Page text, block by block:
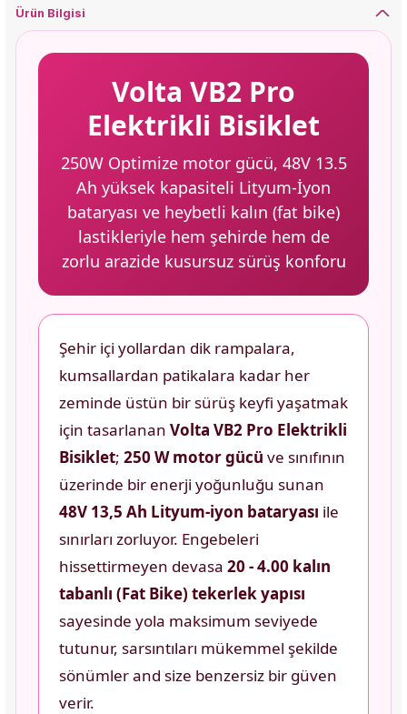
Ürün Bilgisi
Volta VB2 Pro
Elektrikli Bisiklet
250W Optimize motor gücü, 48V 13.5
Ah yüksek kapasiteli Lityum-İyon
bataryası ve heybetli kalın (fat bike)
lastikleriyle hem şehirde hem de
zorlu arazide kusursuz sürüş konforu
Şehir içi yollardan dik rampalara,
kumsallardan patikalara kadar her
zeminde üstün bir sürüş keyfi yaşatmak
için tasarlanan Volta VB2 Pro Elektrikli
Bisiklet; 250 W motor gücü ve sınıfının
üzerinde bir enerji yoğunluğu sunan
48V 13,5 Ah Lityum-iyon bataryası ile
sınırları zorluyor. Engebeleri
hissettirmeyen devasa 20 - 4.00 kalın
tabanlı (Fat Bike) tekerlek yapısı
sayesinde yola maksimum seviyede
tutunur, sarsıntıları mükemmel şekilde
sönümler and size benzersiz bir güven
verir.